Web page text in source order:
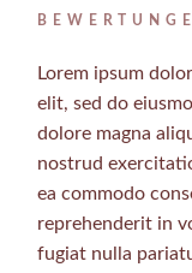
Lorem ipsum
elit, sed do
dolore magna
nostrud
ea commodo
reprehenderit in
fugiat nulla